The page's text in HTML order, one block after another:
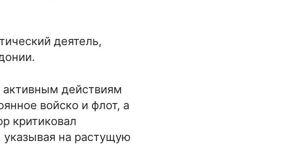
деятель,
действиям
войско и флот, а
критиковал
на растущую